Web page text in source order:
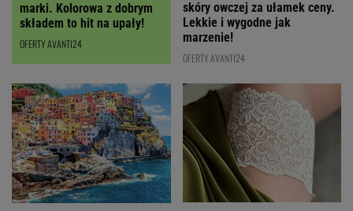
marki. Kolorowa z dobrym
składem to hit na upały!
OFERTY AVANTI24
skóry owczej za ułamek ceny.
Lekkie i wygodne jak
marzenie!
OFERTY AVANTI24